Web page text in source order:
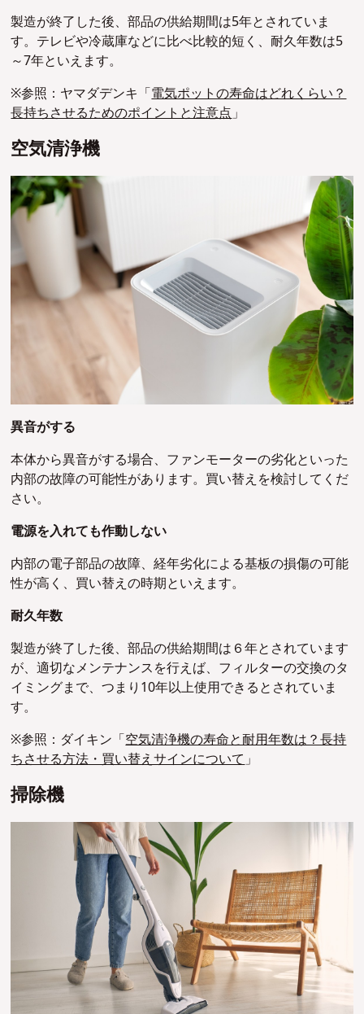
製造が終了した後、部品の供給期間は5年とされていま
す。テレビや冷蔵庫などに比べ比較的短く、耐久年数は5
～7年といえます。
※参照：ヤマダデンキ「電気ポットの寿命はどれくらい？
長持ちさせるためのポイントと注意点」
空気清浄機
異音がする
本体から異音がする場合、ファンモーターの劣化といった
内部の故障の可能性があります。買い替えを検討してくだ
さい。
電源を入れても作動しない
内部の電子部品の故障、経年劣化による基板の損傷の可能
性が高く、買い替えの時期といえます。
耐久年数
製造が終了した後、部品の供給期間は６年とされています
が、適切なメンテナンスを行えば、フィルターの交換のタ
イミングまで、つまり10年以上使用できるとされていま
す。
※参照：ダイキン「空気清浄機の寿命と耐用年数は？長持
ちさせる方法・買い替えサインについて」
掃除機